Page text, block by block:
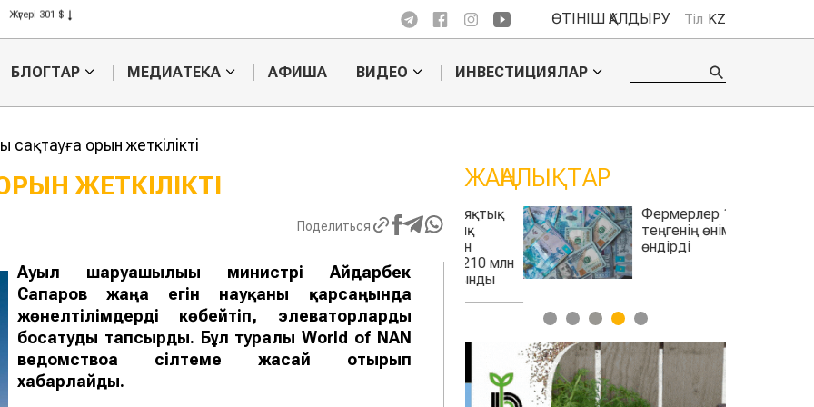
Жүгері 301 $
Күріш 408 $
ӨТІНІШ ҚАЛДЫРУ Тіл KZ
БЛОГТАР МЕДИАТЕКА АФИША ВИДЕО ИНВЕСТИЦИЯЛАР
орын жеткілікті
ЖЕТКІЛІКТІ
Поделиться
Ауыл шаруашылығы министрі Айдарбек
Сапаров жаңа егін науқаны қарсаңында
жөнелтілімдерді көбейтіп, элеваторларды
босатуды тапсырды. Бұл туралы World of NAN
ведомствоға сілтеме жасай отырып
хабарлайды.
ЖАҢАЛЫҚТАР
Еуропаға алаяқтық
жолмен балық
кәсіпкерге ₸210 млн
айыппұл салынды
Фермерлер 1,6 трлн
теңгенің өнімін
өндірді
1 2 3 4 5